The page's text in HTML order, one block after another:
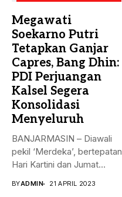
Megawati
Soekarno Putri
Tetapkan Ganjar
Capres, Bang Dhin:
PDI Perjuangan
Kalsel Segera
Konsolidasi
Menyeluruh
BANJARMASIN – Diawali
pekil ‘Merdeka’, bertepatan
Hari Kartini dan Jumat
BYADMIN 21 APRIL 2023